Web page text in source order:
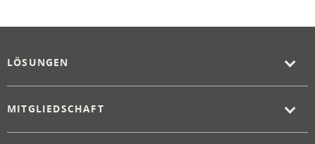
LÖSUNGEN
MITGLIEDSCHAFT